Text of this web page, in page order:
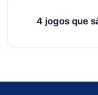
4 jogos que